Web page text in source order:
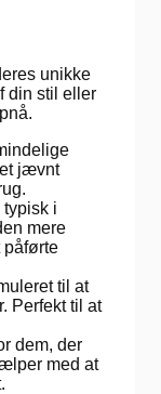
unikke
din stil eller
jævnt
typisk i
mere
til at
Perfekt til at
dem, der
med at